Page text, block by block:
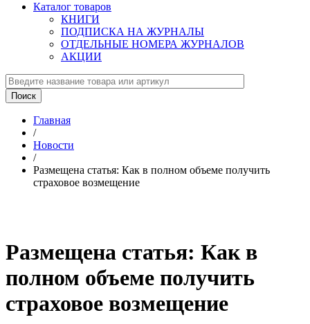
Каталог товаров
КНИГИ
ПОДПИСКА НА ЖУРНАЛЫ
ОТДЕЛЬНЫЕ НОМЕРА ЖУРНАЛОВ
АКЦИИ
Главная
/
Новости
/
Размещена статья: Как в полном объеме получить
страховое возмещение
Размещена статья: Как в
полном объеме получить
страховое возмещение